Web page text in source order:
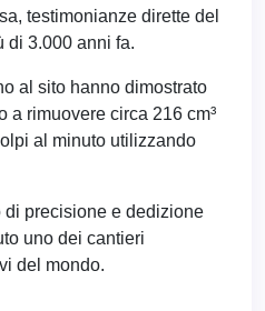
testimonianze dirette del
di 3.000 anni fa.
al sito hanno dimostrato
a rimuovere circa 216 cm³
al minuto utilizzando
precisione e dedizione
uno dei cantieri
del mondo.